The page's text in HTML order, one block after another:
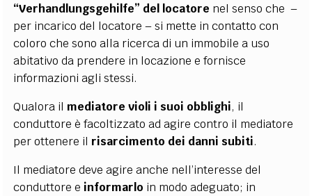
“Verhandlungsgehilfe” del locatore nel senso che –
per incarico del locatore – si mette in contatto con
coloro che sono alla ricerca di un immobile a uso
abitativo da prendere in locazione e fornisce
informazioni agli stessi.
Qualora il mediatore violi i suoi obblighi, il
conduttore è facoltizzato ad agire contro il mediatore
per ottenere il risarcimento dei danni subiti.
Il mediatore deve agire anche nell’interesse del
conduttore e informarlo in modo adeguato; in